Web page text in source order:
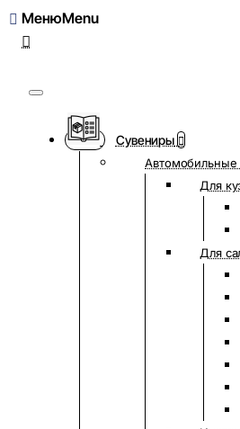
Меню
Сувениры
Автомобильные
Для
Для